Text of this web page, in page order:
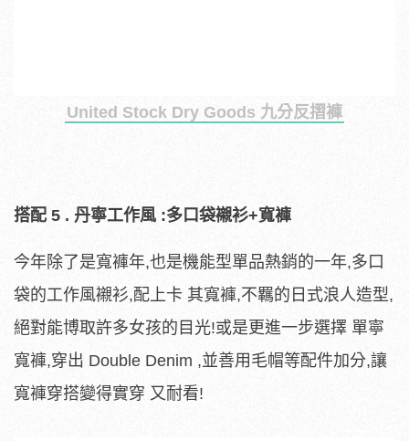
United Stock Dry Goods 九分反摺褲
搭配 5 . 丹寧工作風 :多口袋襯衫+寬褲
今年除了是寬褲年,也是機能型單品熱銷的一年,多口
袋的工作風襯衫,配上卡 其寬褲,不羈的日式浪人造型,
絕對能博取許多女孩的目光!或是更進一步選擇 單寧
寬褲,穿出 Double Denim ,並善用毛帽等配件加分,讓
寬褲穿搭變得實穿 又耐看!